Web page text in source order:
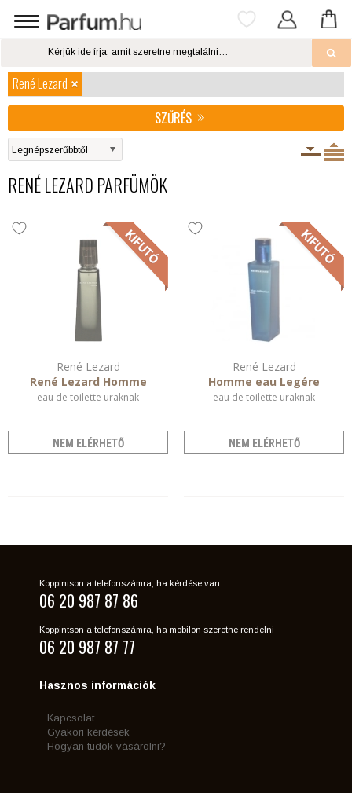
René Lezard
SZŰRÉS
RENÉ LEZARD PARFÜMÖK
René Lezard
René Lezard Homme
eau de toilette uraknak
NEM ELÉRHETŐ
René Lezard
Homme eau Legére
eau de toilette uraknak
NEM ELÉRHETŐ
Koppintson a telefonszámra, ha kérdése van
06 20 987 87 86
Koppintson a telefonszámra, ha mobilon szeretne rendelni
06 20 987 87 77
Hasznos információk
Kapcsolat
Gyakori kérdések
Hogyan tudok vásárolni?